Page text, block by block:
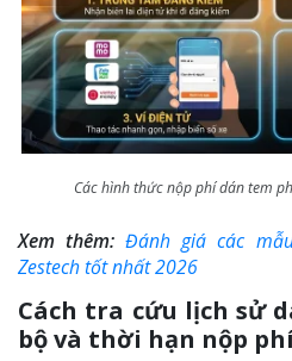
Các hình thức nộp phí dán tem
Xem thêm:Đánh giá các
Zestech tốt nhất 2026
Cách tra cứu lịch sử
bộ và thời hạn nộp